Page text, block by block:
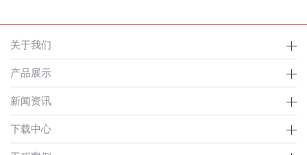
关于我们
产品展示
新闻资讯
下载中心